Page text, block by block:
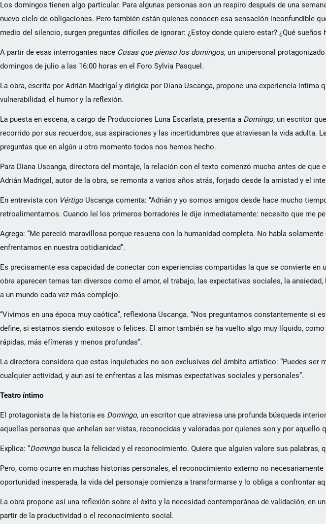
Los domingos tienen algo particular. Para algunas personas son un respiro después de una
nuevo ciclo de obligaciones. Pero también están quienes conocen esa sensación inconfundible
medio del silencio, surgen preguntas difíciles de ignorar: ¿Estoy donde quiero estar? ¿Qué sueños
A partir de esas interrogantes nace Cosas que pienso los domingos, un unipersonal
domingos de julio a las 16:00 horas en el Foro Sylvia Pasquel.
La obra, escrita por Adrián Madrigal y dirigida por Diana Uscanga, propone una experiencia íntima
vulnerabilidad, el humor y la reflexión.
La puesta en escena, a cargo de Producciones Luna Escarlata, presenta a Domingo, un escritor
recorrido por sus recuerdos, sus aspiraciones y las incertidumbres que atraviesan la vida adulta.
preguntas que en algún u otro momento todos nos hemos hecho.
Para Diana Uscanga, directora del montaje, la relación con el texto comenzó mucho antes de que
Adrián Madrigal, autor de la obra, se remonta a varios años atrás, forjado desde la amistad y el
En entrevista con Vértigo Uscanga comenta: “Adrián y yo somos amigos desde hace mucho
retroalimentarnos. Cuando leí los primeros borradores le dije inmediatamente: necesito que me
Agrega: “Me pareció maravillosa porque resuena con la humanidad completa. No habla
enfrentamos en nuestra cotidianidad”.
Es precisamente esa capacidad de conectar con experiencias compartidas la que se convierte
obra aparecen temas tan diversos como el amor, el trabajo, las expectativas sociales, la
a un mundo cada vez más complejo.
“Vivimos en una época muy caótica”, reflexiona Uscanga. “Nos preguntamos constantemente si
define, si estamos siendo exitosos o felices. El amor también se ha vuelto algo muy líquido,
rápidas, más efímeras y menos profundas”.
La directora considera que estas inquietudes no son exclusivas del ámbito artístico: “Puedes ser
cualquier actividad, y aun así te enfrentas a las mismas expectativas sociales y personales”.
Teatro íntimo
El protagonista de la historia es Domingo, un escritor que atraviesa una profunda búsqueda
aquellas personas que anhelan ser vistas, reconocidas y valoradas por quienes son y por aquello
Explica: “Domingo busca la felicidad y el reconocimiento. Quiere que alguien valore sus palabras,
Pero, como ocurre en muchas historias personales, el reconocimiento externo no
oportunidad inesperada, la vida del personaje comienza a transformarse y lo obliga a confrontar
La obra propone así una reflexión sobre el éxito y la necesidad contemporánea de validación, en
partir de la productividad o el reconocimiento social.